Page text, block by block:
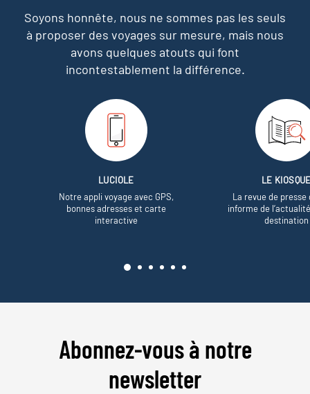
Soyons honnête, nous ne sommes pas les seuls
à proposer des voyages sur mesure, mais nous
avons quelques atouts qui font
incontestablement la différence.
LUCIOLE
Notre appli voyage avec GPS,
bonnes adresses et carte
interactive
LE
La revue de presse
informe de
destination
Abonnez-vous à notre
newsletter